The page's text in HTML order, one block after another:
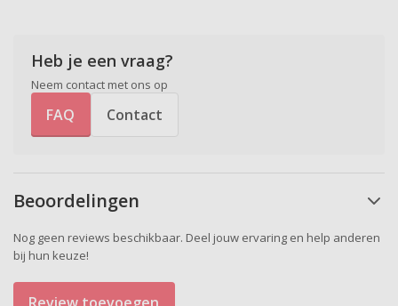
Heb je een vraag?
Neem contact met ons op
FAQ Contact
Beoordelingen
Nog geen reviews beschikbaar. Deel jouw ervaring en help anderen
bij hun keuze!